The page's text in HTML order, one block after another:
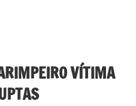
VÍTIMA